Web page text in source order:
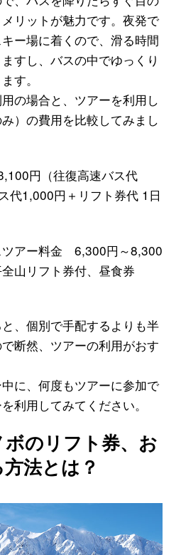
リットが魅力です。夜発で
ー場に着くので、滑る時間
すし、バスの中でゆっくり
す。
の場合と、ツアーを利用し
）の費用を比較してみまし
円（往復高速バス代
代1,000円＋リフト券代 1日
ツアー料金 6,300円～8,300
山リフト券付、昼食券
、個別で手配するよりも半
断然、ツアーの利用がおす
に、何度もツアーに参加で
利用してみてください。
のリフト券、お
法とは？